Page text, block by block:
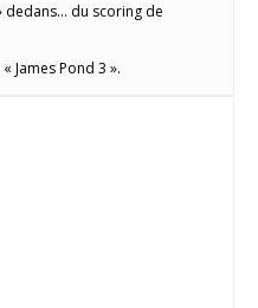
dedans… du scoring de
James Pond 3 ».